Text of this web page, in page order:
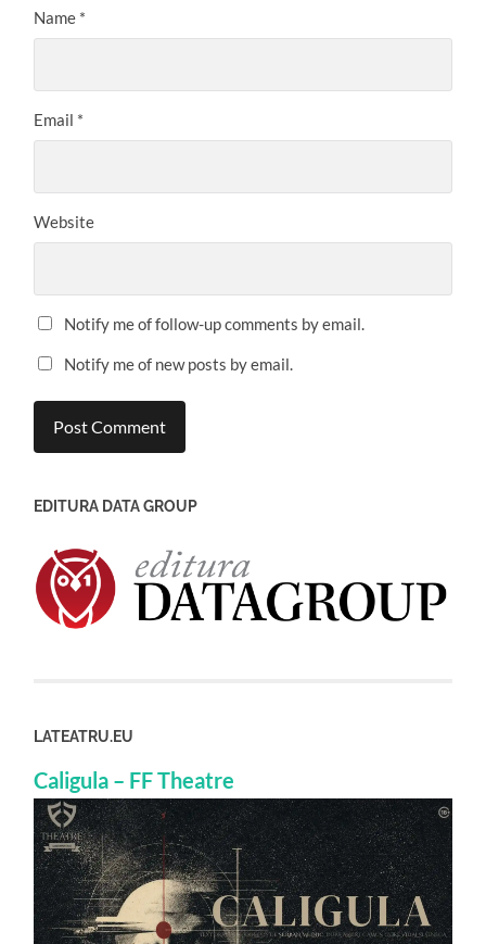
Name *
Email *
Website
Notify me of follow-up comments by email.
Notify me of new posts by email.
EDITURA DATA GROUP
LATEATRU.EU
Caligula – FF Theatre